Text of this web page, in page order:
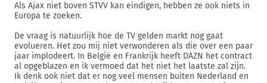
Als Ajax niet boven STVV kan eindigen, hebben ze ook niets in
Europa te zoeken.
De vraag is natuurlijk hoe de TV gelden markt nog gaat
evolueren. Het zou mij niet verwonderen als die over een paar
jaar implodeert. In België en Frankrijk heeft DAZN het contract
al opgeblazen en ik vermoed dat het niet het laatste zal zijn.
Ik denk ook niet dat er nog veel mensen buiten Nederland en